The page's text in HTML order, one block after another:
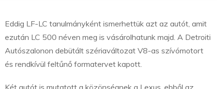
Eddig LF-LC tanulmányként ismerhettük azt az autót, amit
ezután LC 500 néven meg is vásárolhatunk majd. A Detroiti
Autószalonon debütált szériaváltozat V8-as szívómotort
és rendkívül feltűnő formatervet kapott.